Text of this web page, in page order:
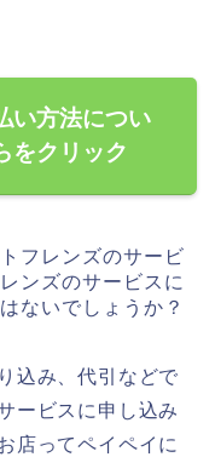
い方法につい
をクリック
フレンズのサービ
ンズのサービスに
ないでしょうか？
込み、代引などで
ービスに申し込み
店ってペイペイに